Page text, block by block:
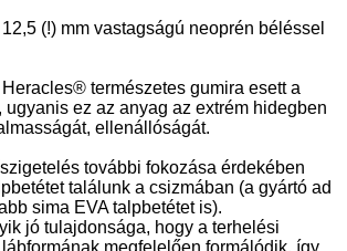
(!) mm vastagságú neoprén béléssel
természetes gumira esett a
ugyanis ez az anyag az extrém hidegben
ellenállóságát.
további fokozása érdekében
találunk a csizmában (a gyártó ad
sima EVA talpbetétet is).
jó tulajdonsága, hogy a terhelési